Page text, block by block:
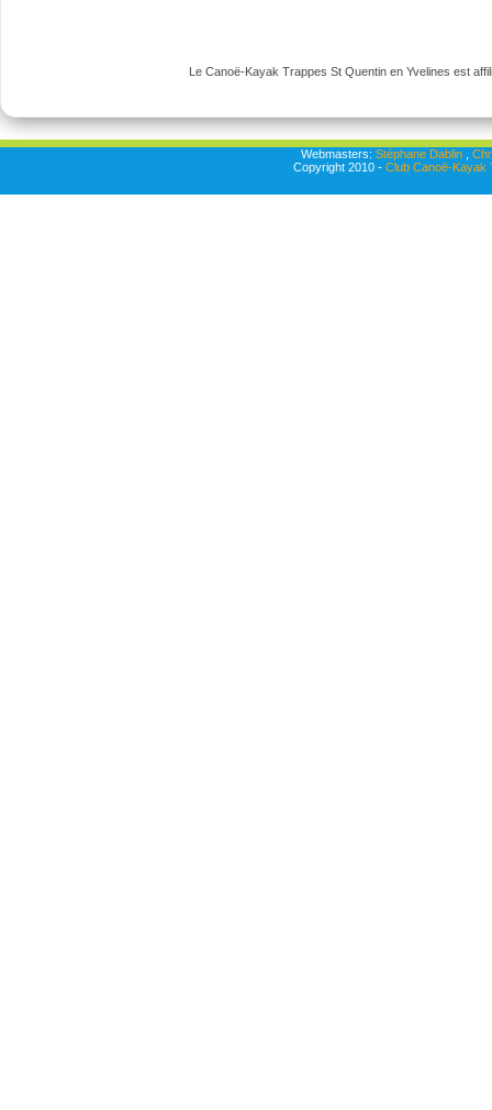
Le Canoë-Kayak Trappes St Quentin en Yvelines est
Webmasters: Stéphane Dablin,
Copyright 2010 - Club Canoë-Kayak